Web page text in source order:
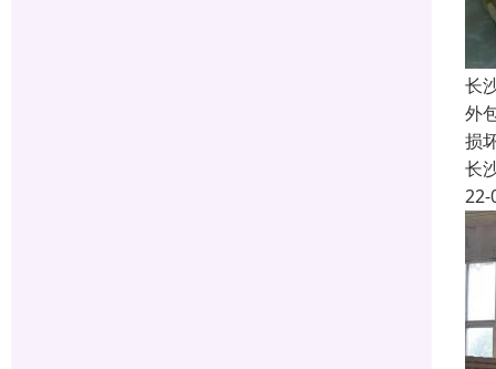
长
外
损
长
22-